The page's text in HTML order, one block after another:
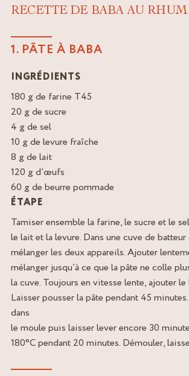
RECETTE DE BABA AU RHUM
1. PÂTE À BABA
INGRÉDIENTS
180 g de farine T45
20 g de sucre
4 g de sel
10 g de levure fraîche
8 g de lait
120 g d’œufs
60 g de beurre pommade
ÉTAPE
Tamiser ensemble la farine, le sucre et le
le lait et la levure. Dans une cuve de
mélanger les deux appareils. Ajouter
mélanger jusqu’à ce que la pâte ne colle
la cuve. Toujours en vitesse lente, ajouter
Laisser pousser la pâte pendant 45
dans
le moule puis laisser lever encore 30
180°C pendant 20 minutes. Démouler,